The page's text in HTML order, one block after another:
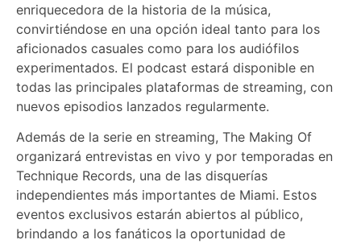
enriquecedora de la historia de la música,
convirtiéndose en una opción ideal tanto para los
aficionados casuales como para los audiófilos
experimentados. El podcast estará disponible en
todas las principales plataformas de streaming, con
nuevos episodios lanzados regularmente.
Además de la serie en streaming, The Making Of
organizará entrevistas en vivo y por temporadas en
Technique Records, una de las disquerías
independientes más importantes de Miami. Estos
eventos exclusivos estarán abiertos al público,
brindando a los fanáticos la oportunidad de